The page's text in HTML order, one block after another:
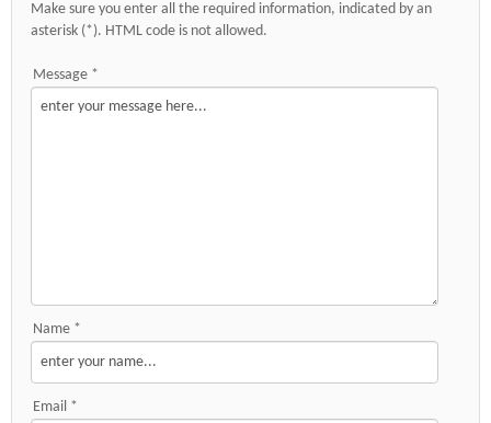
Make sure you enter all the required information, indicated by an
asterisk (*). HTML code is not allowed.
Message *
Name *
Email *